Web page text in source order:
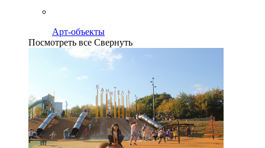
Арт-объекты
Посмотреть все Свернуть